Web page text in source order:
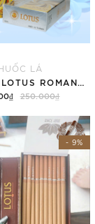
LÁ
250.000₫
giỏ hàng
- 9%